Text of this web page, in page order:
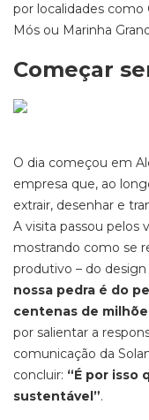
por localidades como
Mós ou Marinha
Começar
O dia começou em
empresa que, ao
extrair, desenhar e
A visita passou pelos
mostrando como se
produtivo – do
nossa pedra é do
centenas de
por salientar a
comunicação da
concluir: “É por isso
sustentável”.